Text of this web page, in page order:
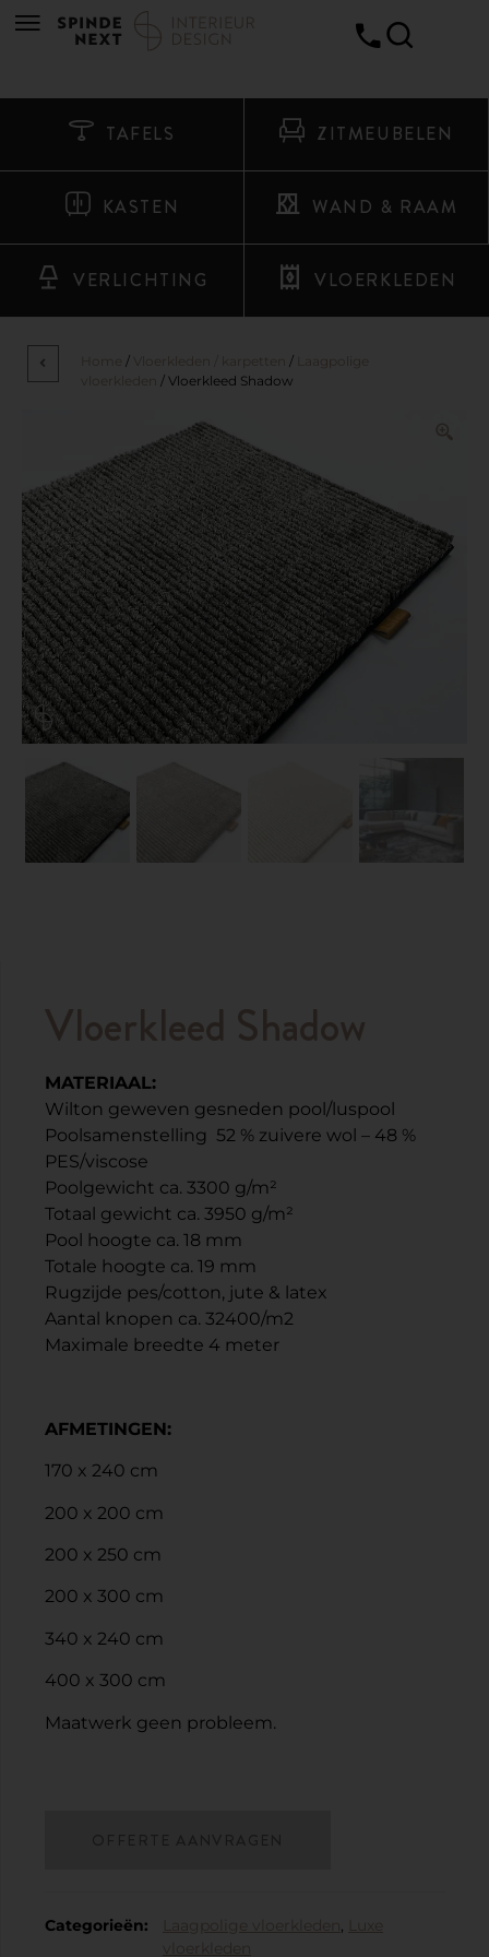
TAFELS ZITMEUBELEN
KASTEN WAND & RAAM
VERLICHTING VLOERKLEDEN
Home / Vloerkleden / karpetten /
Laagpolige
vloerkleden
/ Vloerkleed Shadow
Vloerkleed Shadow
MATERIAAL:
Wilton geweven gesneden pool/luspool
Poolsamenstelling 52 % zuivere wol – 48 %
PES/viscose
Poolgewicht ca. 3300 g/m²
Totaal gewicht ca. 3950 g/m²
Pool hoogte ca. 18 mm
Totale hoogte ca. 19 mm
Rugzijde pes/cotton, jute & latex
Aantal knopen ca. 32400/m2
Maximale breedte 4 meter
AFMETINGEN:
170 x 240 cm
200 x 200 cm
200 x 250 cm
200 x 300 cm
340 x 240 cm
400 x 300 cm
Maatwerk geen probleem.
Categorieën: Laagpolige vloerkleden , Luxe
vloerkleden